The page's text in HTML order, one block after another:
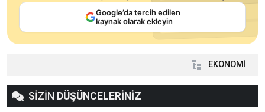
Google’da tercih edilen
kaynak olarak ekleyin
EKONOMİ
SİZİN DÜŞÜNCELERİNİZ